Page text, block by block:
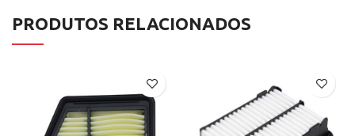
PRODUTOS RELACIONADOS